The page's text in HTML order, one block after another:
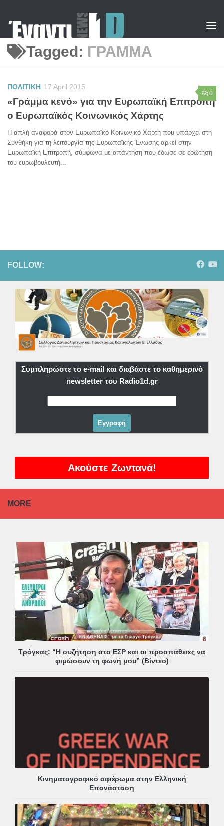
Tagged: ΓΡΑΜΜΑ
0
ΠΟΛΙΤΙΚΗ 17 April 2015
«Γράμμα κενό» για την Ευρωπαϊκή Επιτροπή
ο Ευρωπαϊκός Κοινωνικός Χάρτης
Η απλή αναφορά στον Ευρωπαϊκό Κοινωνικό Χάρτη που υπάρχει στη
Συνθήκη για τη λειτουργία της Ευρωπαϊκής Ένωσης αρκεί στην
Ευρωπαϊκή Επιτροπή, σύμφωνα με απάντηση που έδωσε σε ερώτηση
του ευρωβουλευτή...
FOLLOW:
Συμπληρώστε το e-mail και διαβάστε το καθημερινό
newsletter του Radio1d.gr
Ακούστε Ζωντανά!
MORE
Τράγκας: “Η συζήτηση στο ΕΣΡ και οι προσπάθειες να
φιμώσουν τη φωνή μου” (Βίντεο)
Κινηματογραφικό αφιέρωμα στην Ελληνική
Επανάσταση